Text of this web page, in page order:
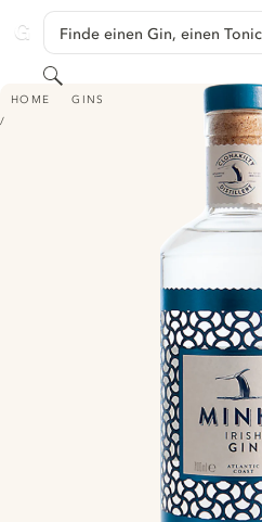
GINVENTORY
Finde einen Gin, einen Tonic, …
Suchen
HOME GINS
MINKE IRISH GIN